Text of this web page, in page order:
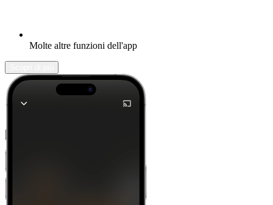
Molte altre funzioni dell'app